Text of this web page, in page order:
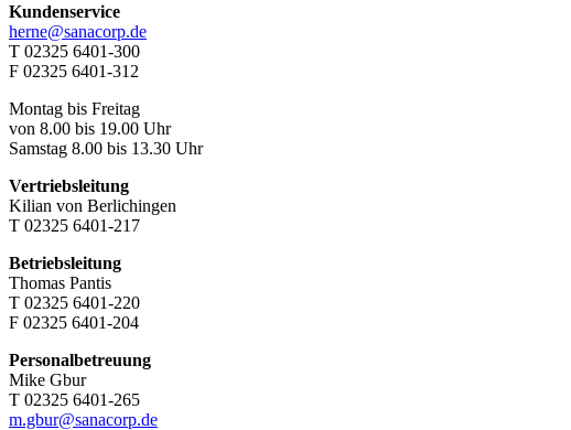
Kundenservice
herne@sanacorp.de
T 02325 6401-300
F 02325 6401-312
Montag bis Freitag
von 8.00 bis 19.00 Uhr
Samstag 8.00 bis 13.30 Uhr
Vertriebsleitung
Kilian von Berlichingen
T 02325 6401-217
Betriebsleitung
Thomas Pantis
T 02325 6401-220
F 02325 6401-204
Personalbetreuung
Mike Gbur
T 02325 6401-265
m.gbur@sanacorp.de